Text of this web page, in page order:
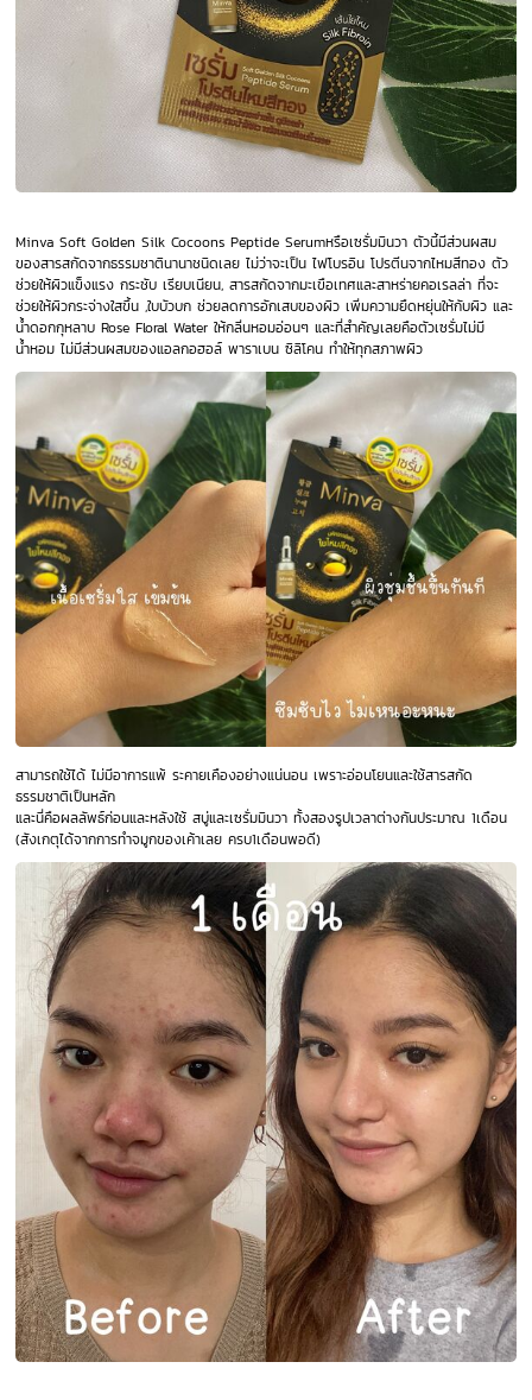
Minva Soft Golden Silk Cocoons Peptide Serumหรือเซรั่มมินวา ตัวนี้มีส่วนผสม
ของสารสกัดจากธรรมชาตินานาชนิดเลย ไม่ว่าจะเป็น ไฟโบรอิน โปรตีนจากไหมสีทอง ตัว
ช่วยให้ผิวแข็งแรง กระชับ เรียบเนียน, สารสกัดจากมะเขือเทศและสาหร่ายคอเรลล่า ที่จะ
ช่วยให้ผิวกระจ่างใสขึ้น ,ใบบัวบก ช่วยลดการอักเสบของผิว เพิ่มความยืดหยุ่นให้กับผิว และ
น้ำดอกกุหลาบ Rose Floral Water ให้กลิ่นหอมอ่อนๆ และที่สำคัญเลยคือตัวเซรั่มไม่มี
น้ำหอม ไม่มีส่วนผสมของแอลกอฮอล์ พาราเบน ซิลิโคน ทำให้ทุกสภาพผิว
สามารถใช้ได้ ไม่มีอาการแพ้ ระคายเคืองอย่างแน่นอน เพราะอ่อนโยนและใช้สารสกัด
ธรรมชาติเป็นหลัก
และนี่คือผลลัพธ์ก่อนและหลังใช้ สบู่และเซรั่มมินวา ทั้งสองรูปเวลาต่างกันประมาณ 1เดือน
(สังเกตุได้จากการทำจมูกของเค้าเลย ครบ1เดือนพอดี)